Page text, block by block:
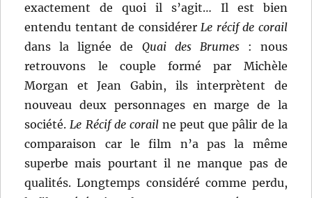
exactement de quoi il s’agit… Il est bien
entendu tentant de considérerLe récif de corail
dans la lignée de Quai des Brumes: nous
retrouvons le couple formé par Michèle
Morgan et Jean Gabin, ils interprètent de
nouveau deux personnages en marge de la
société.Le Récif de corailne peut que pâlir de la
comparaison car le film n’a pas la même
superbe mais pourtant il ne manque pas de
qualités. Longtemps considéré comme perdu,